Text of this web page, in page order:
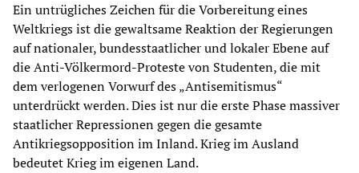
Ein untrügliches Zeichen für die Vorbereitung eines
Weltkriegs ist die gewaltsame Reaktion der Regierungen
auf nationaler, bundesstaatlicher und lokaler Ebene auf
die Anti-Völkermord-Proteste von Studenten, die mit
dem verlogenen Vorwurf des „Antisemitismus“
unterdrückt werden. Dies ist nur die erste Phase massiver
staatlicher Repressionen gegen die gesamte
Antikriegsopposition im Inland. Krieg im Ausland
bedeutet Krieg im eigenen Land.